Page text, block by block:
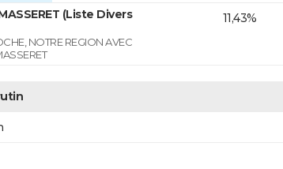
(Liste Divers
NOTRE REGION AVEC
11,43%